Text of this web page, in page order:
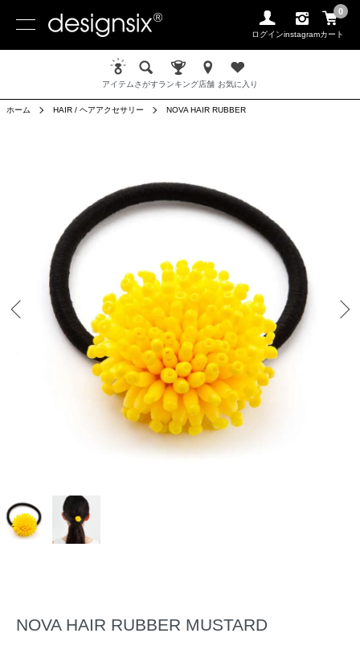
ログインinstagram
0
カート
アイテムさがすランキング店舗 お気に入り
ホーム HAIR / ヘアアクセサリー NOVA HAIR RUBBER
NOVA HAIR RUBBER MUSTARD